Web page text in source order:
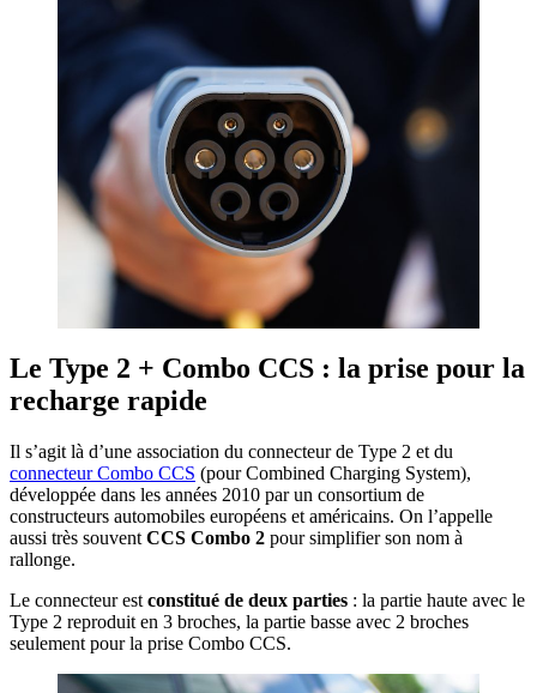
Le Type 2 + Combo CCS : la prise pour la
recharge rapide
Il s’agit là d’une association du connecteur de Type 2 et du
connecteur Combo CCS (pour Combined Charging System),
développée dans les années 2010 par un consortium de
constructeurs automobiles européens et américains. On l’appelle
aussi très souvent CCS Combo 2 pour simplifier son nom à
rallonge.
Le connecteur est constitué de deux parties : la partie haute avec le
Type 2 reproduit en 3 broches, la partie basse avec 2 broches
seulement pour la prise Combo CCS.